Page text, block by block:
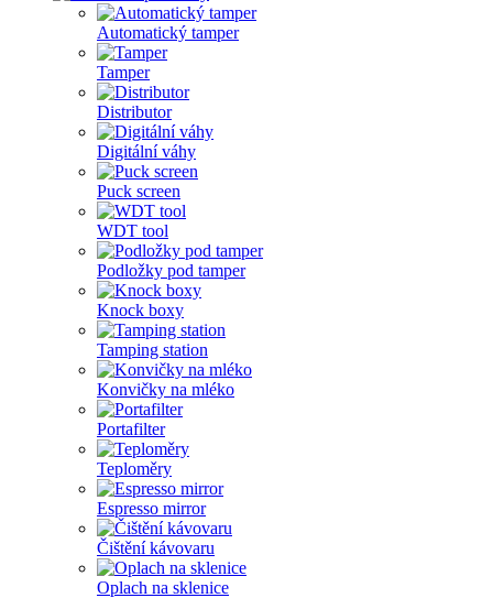
Automatický tamper
Tamper
Distributor
Digitální váhy
Puck screen
WDT tool
Podložky pod tamper
Knock boxy
Tamping station
Konvičky na mléko
Portafilter
Teploměry
Espresso mirror
Čištění kávovaru
Oplach na sklenice